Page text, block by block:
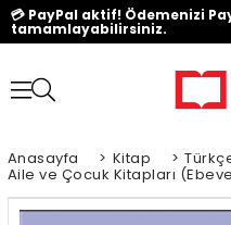
💳 PayPal aktif! Ödemenizi
tamamlayabilirsiniz.
Anasayfa > Kitap >
Aile ve Çocuk Kitapları